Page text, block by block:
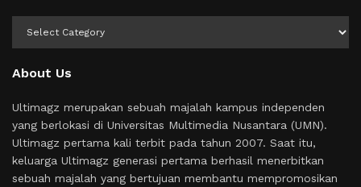
About Us
Ultimagz merupakan sebuah majalah kampus independen
yang berlokasi di Universitas Multimedia Nusantara (UMN).
Ultimagz pertama kali terbit pada tahun 2007. Saat itu,
keluarga Ultimagz generasi pertama berhasil menerbitkan
sebuah majalah yang bertujuan membantu mempromosikan